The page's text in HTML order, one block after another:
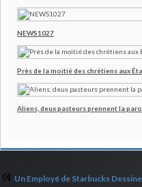
NEWS1027
Près de la moitié des chrétiens aux
Aliens, deux pasteurs prennent la